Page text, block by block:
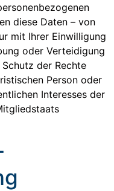
diese Daten – von
mit Ihrer Einwilligung
oder Verteidigung
der Rechte
Person oder
Interesses der